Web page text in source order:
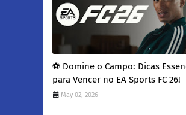
​⚽ Domine o Campo: Dicas
para Vencer no EA Sports FC 26!
May 02, 2026